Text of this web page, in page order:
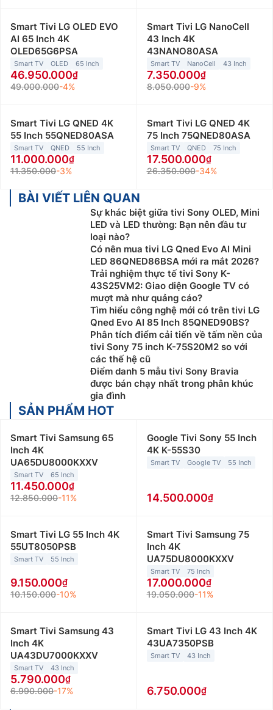
Smart Tivi LG OLED EVO
AI 65 Inch 4K
OLED65G6PSA
Smart TV OLED 65 Inch
46.950.000
49.000.000-4%
Smart Tivi LG NanoCell
43 Inch 4K
43NANO80ASA
Smart TV NanoCell 43 Inch
7.350.000
8.050.000-9%
Smart Tivi LG QNED 4K
55 Inch 55QNED80ASA
Smart TV QNED 55 Inch
11.000.000
11.350.000-3%
Smart Tivi LG QNED 4K
75 Inch 75QNED80ASA
Smart TV QNED 75 Inch
17.500.000
26.350.000-34%
BÀI VIẾT LIÊN QUAN
Sự khác biệt giữa tivi Sony OLED, Mini
LED và LED thường: Bạn nên đầu tư
loại nào?
Có nên mua tivi LG Qned Evo AI Mini
LED 86QNED86BSA mới ra mắt 2026?
Trải nghiệm thực tế tivi Sony K-
43S25VM2: Giao diện Google TV có
mượt mà như quảng cáo?
Tìm hiểu công nghệ mới có trên tivi LG
Qned Evo AI 85 Inch 85QNED90BS?
Phân tích điểm cải tiến về tấm nền của
tivi Sony 75 inch K-75S20M2 so với
các thế hệ cũ
Điểm danh 5 mẫu tivi Sony Bravia
được bán chạy nhất trong phân khúc
gia đình
SẢN PHẨM HOT
Smart Tivi Samsung 65
Inch 4K
UA65DU8000KXXV
Smart TV 65 Inch
11.450.000
12.850.000-11%
Google Tivi Sony 55 Inch
4K K-55S30
Smart TV Google TV 55 Inch
14.500.000
Smart Tivi LG 55 Inch 4K
55UT8050PSB
Smart TV 55 Inch
9.150.000
10.150.000-10%
Smart Tivi Samsung 75
Inch 4K
UA75DU8000KXXV
Smart TV 75 Inch
17.000.000
19.050.000-11%
Smart Tivi Samsung 43
Inch 4K
UA43DU7000KXXV
Smart TV 43 Inch
5.790.000
6.990.000-17%
Smart Tivi LG 43 Inch 4K
43UA7350PSB
Smart TV 43 Inch
6.750.000